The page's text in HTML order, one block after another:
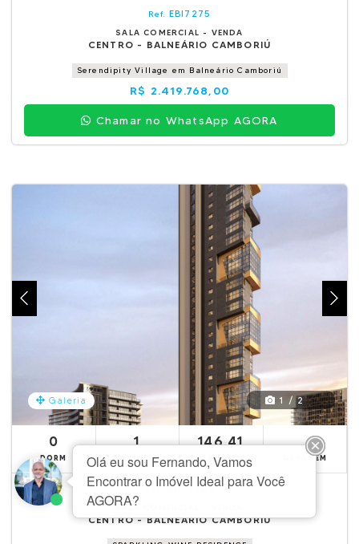
Ref. EBI7275
SALA COMERCIAL - VENDA
CENTRO - BALNEÁRIO CAMBORIÚ
Serendipity Village em Balneário Camboriú
R$ 2.419.768,00
Chamar no WhatsApp AGORA
Galeria 1 / 2
0
DORM
1
BANHEIRO
146,41
ÁREA M2 GARAGEM
Ref. EBI17583
SALA COMERCIAL - VENDA
CENTRO - BALNEÁRIO CAMBORIÚ